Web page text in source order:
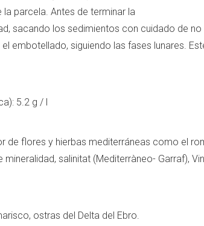
parcela. Antes de terminar la
sacando los sedimientos con cuidado de
embotellado, siguiendo las fases lunares.
5.2 g / l
de flores y hierbas mediterráneas como el
salinitat (Mediterràneo- Garraf),
ostras del Delta del Ebro.